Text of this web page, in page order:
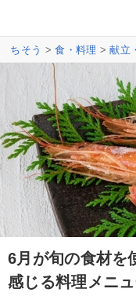
ちそう >食・料理 >献立
6月が旬の食材を
感じる料理メニ